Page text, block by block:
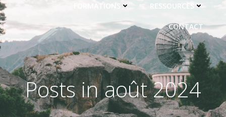
RESSOURCES
CONTACT
Posts in août 2024